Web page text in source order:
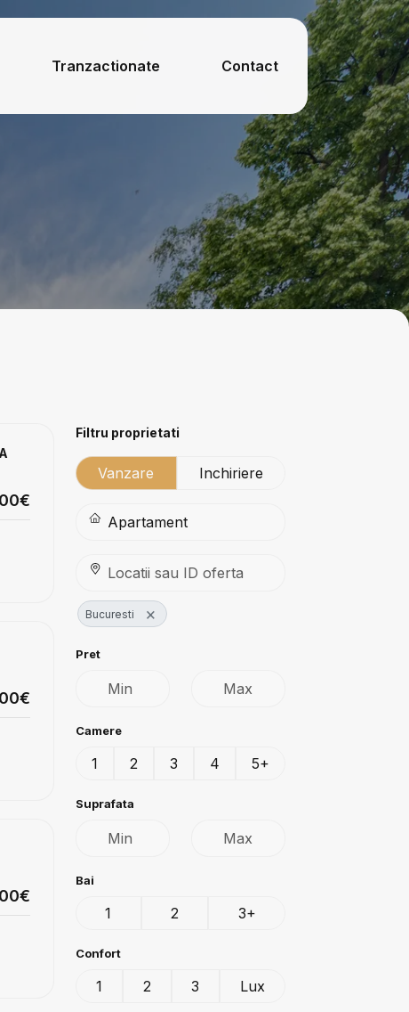
Tranzactionate Contact
Filtru proprietati
Vanzare Inchiriere
Bucuresti ×
Pret
Camere
1 2 3 4 5+
Suprafata
Bai
1 2 3+
Confort
1 2 3 Lux